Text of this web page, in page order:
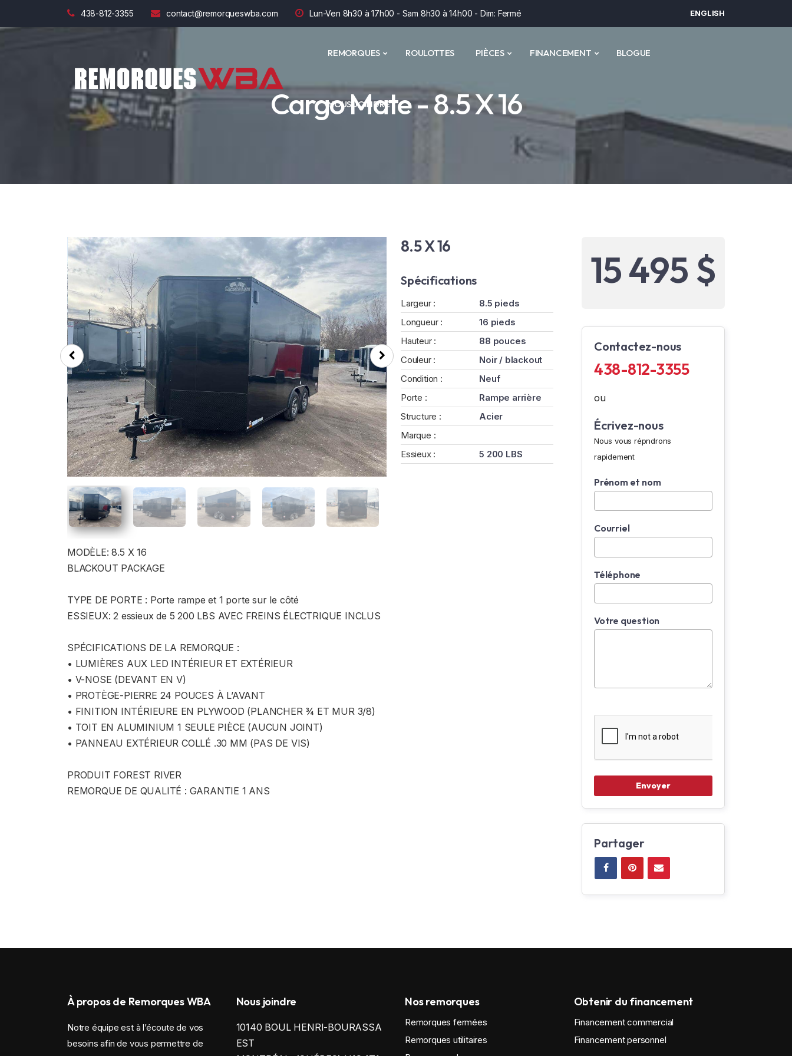
438-812-3355 contact@remorqueswba.com Lun-Ven 8h30 à 17h00 - Sam 8h30 à 14h00 - Dim: Fermé ENGLISH
REMORQUES ROULOTTES PIÈCES FINANCEMENT BLOGUE
NOUS JOINDRE
Cargo Mate - 8.5 X 16
8.5 X 16
Spécifications
Largeur :
8.5 pieds
Longueur :
16 pieds
Hauteur :
88 pouces
Couleur :
Noir / blackout
Condition :
Neuf
Porte :
Rampe arrière
Structure :
Acier
Marque :
Essieux :
5 200 LBS
MODÈLE: 8.5 X 16
BLACKOUT PACKAGE
TYPE DE PORTE : Porte rampe et 1 porte sur le côté
ESSIEUX: 2 essieux de 5 200 LBS AVEC FREINS ÉLECTRIQUE INCLUS
SPÉCIFICATIONS DE LA REMORQUE :
• LUMIÈRES AUX LED INTÉRIEUR ET EXTÉRIEUR
• V-NOSE (DEVANT EN V)
• PROTÈGE-PIERRE 24 POUCES À L’AVANT
• FINITION INTÉRIEURE EN PLYWOOD (PLANCHER ¾ ET MUR 3/8)
• TOIT EN ALUMINIUM 1 SEULE PIÈCE (AUCUN JOINT)
• PANNEAU EXTÉRIEUR COLLÉ .30 MM (PAS DE VIS)
PRODUIT FOREST RIVER
​REMORQUE DE QUALITÉ : GARANTIE 1 ANS
15 495 $
Contactez-nous
438-812-3355
ou
Écrivez-nous
Nous vous répndrons
rapidement
Prénom et nom
Courriel
Téléphone
Votre question
Partager
À propos de Remorques WBA
Notre équipe est à l’écoute de vos
besoins afin de vous permettre de
Nous joindre
10140 BOUL HENRI-BOURASSA
EST
Nos remorques
Remorques fermées
Remorques utilitaires
Obtenir du financement
Financement commercial
Financement personnel